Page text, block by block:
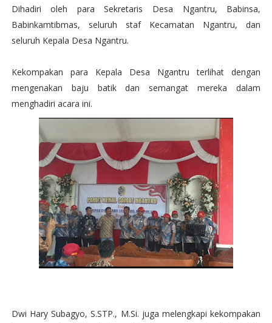
Dihadiri oleh para Sekretaris Desa Ngantru, Babinsa,
Babinkamtibmas, seluruh staf Kecamatan Ngantru, dan
seluruh Kepala Desa Ngantru.
Kekompakan para Kepala Desa Ngantru terlihat dengan
mengenakan baju batik dan semangat mereka dalam
menghadiri acara ini.
Dwi Hary Subagyo, S.STP., M.Si. juga melengkapi kekompakan